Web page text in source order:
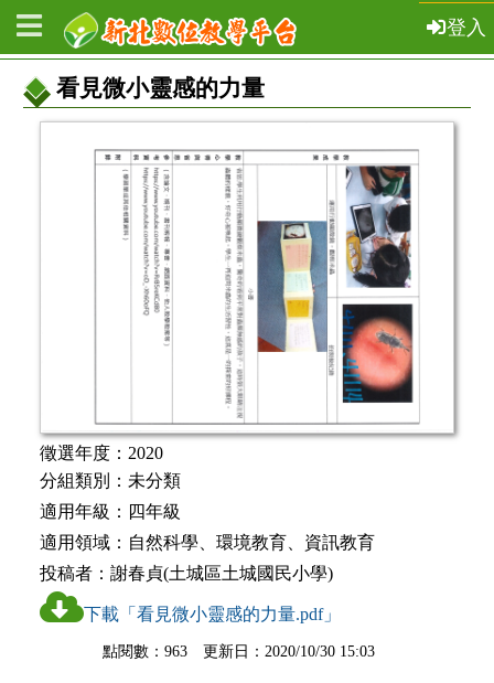
登入
看見微小靈感的力量
徵選年度： 2020
分組類別： 未分類
適用年級： 四年級
適用領域： 自然科學、環境教育、資訊教育
投稿者： 謝春貞(土城區土城國民小學)
下載「看見微小靈感的力量.pdf」
點閱數：963 更新日：2020/10/30 15:03